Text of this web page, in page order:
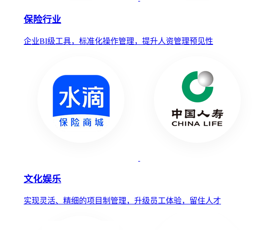
保险行业
企业BI级工具，标准化操作管理，提升人资管理预见性
文化娱乐
实现灵活、精细的项目制管理，升级员工体验，留住人才